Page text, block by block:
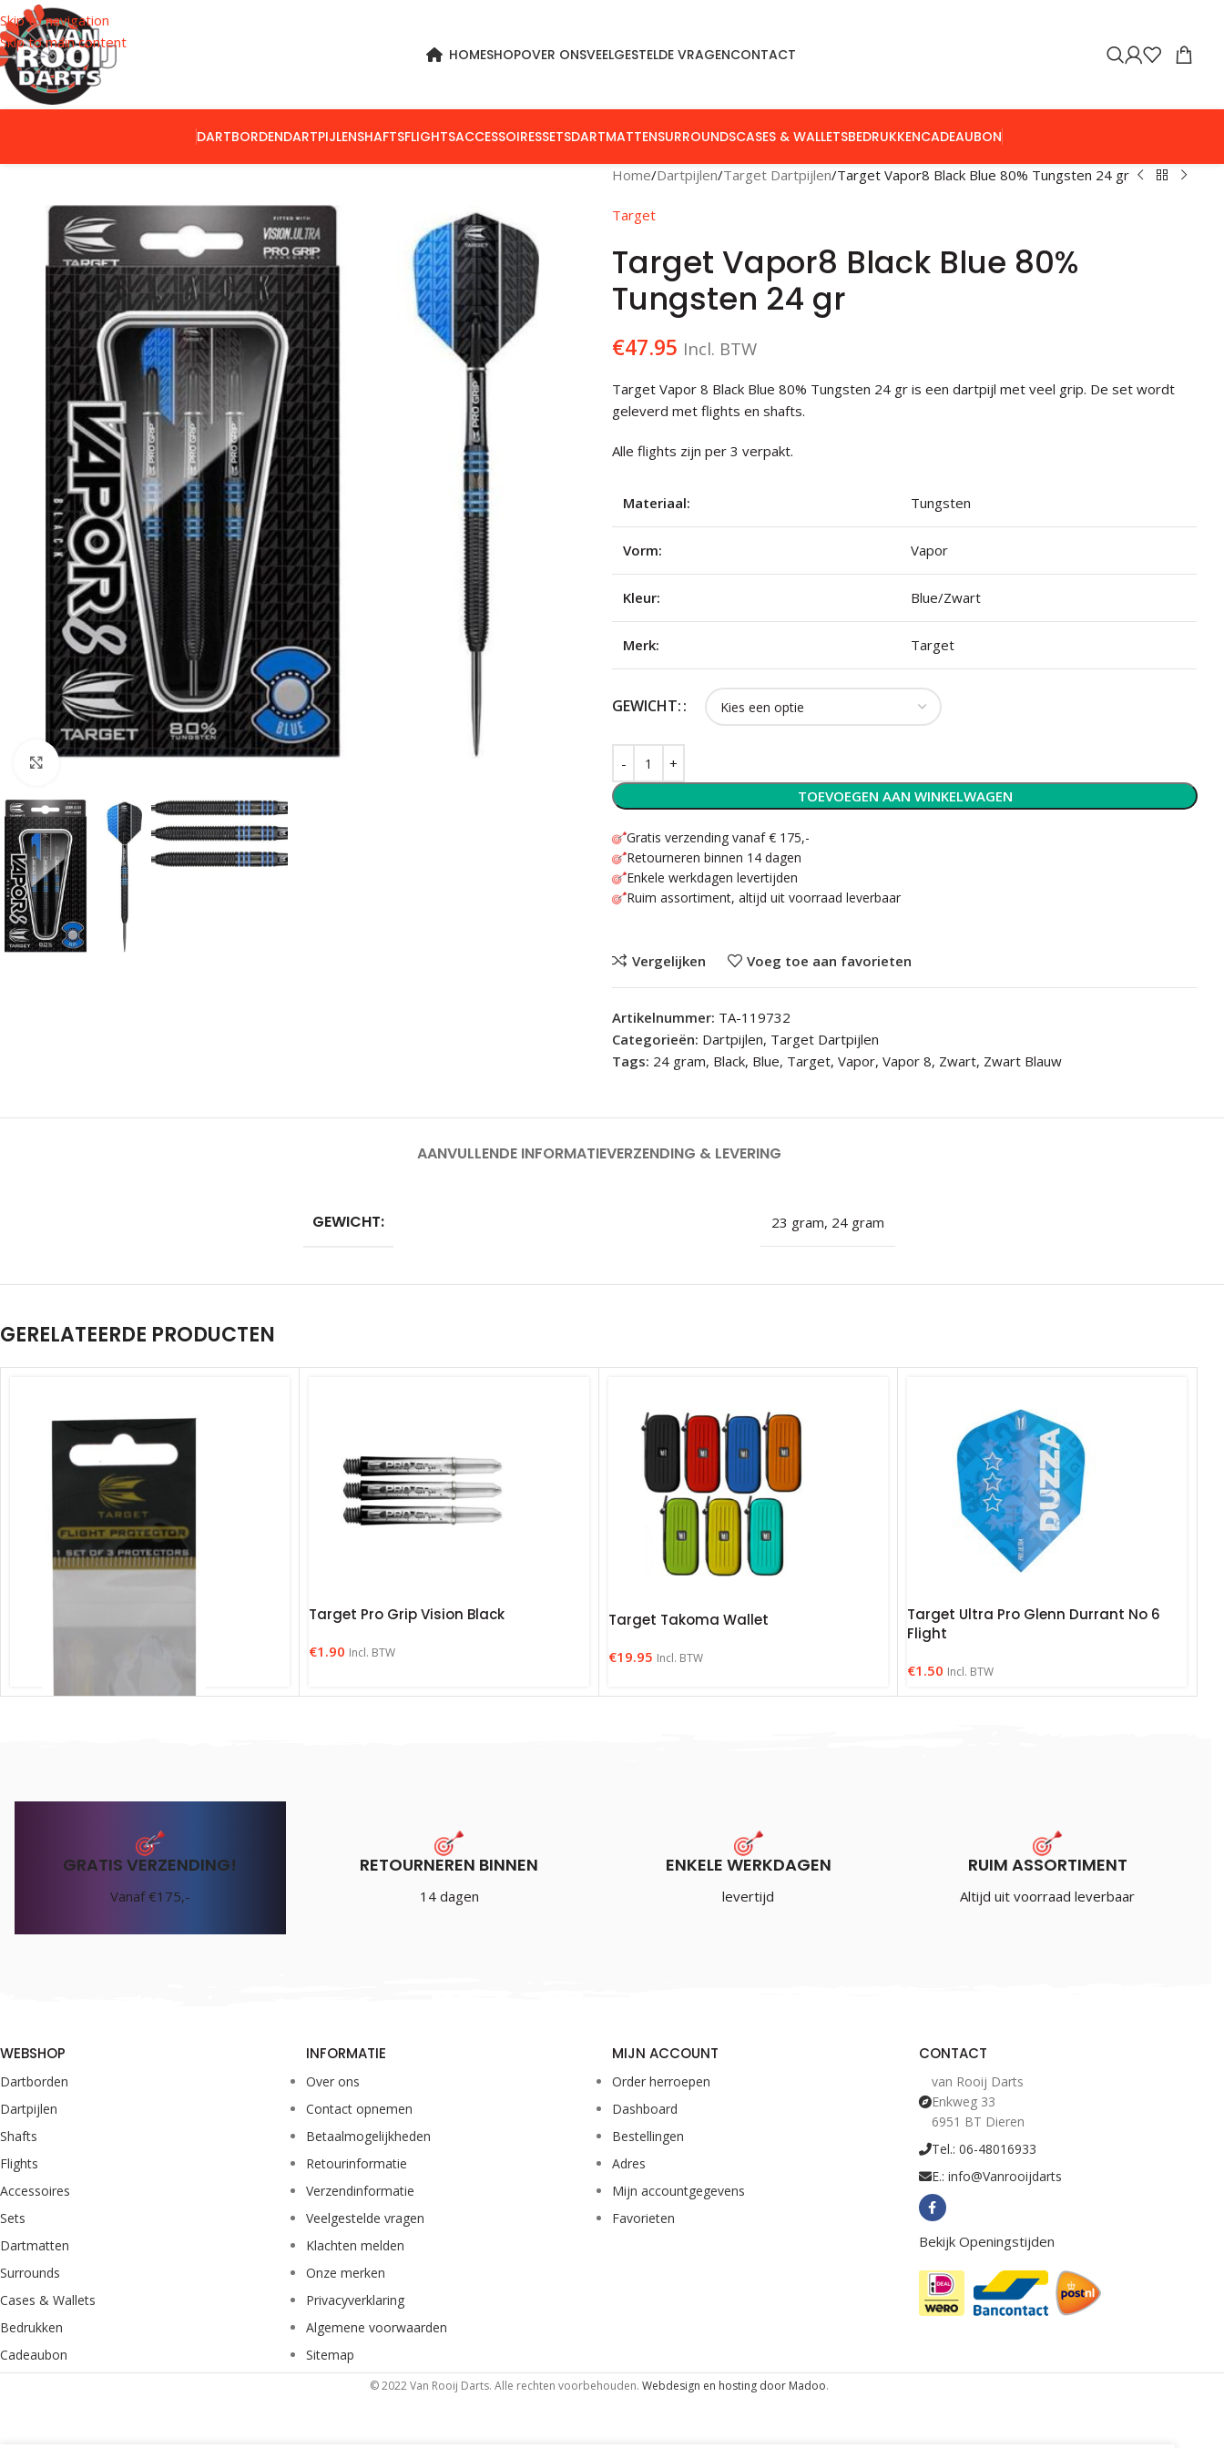
Skip to navigation
Skip to main content
HOMESHOPOVER ONSVEELGESTELDE VRAGENCONTACT
DARTBORDENDARTPIJLENSHAFTSFLIGHTSACCESSOIRESSETSDARTMATTENSURROUNDSCASES & WALLETSBEDRUKKENCADEAUBON
Klik om te vergroten
Home Dartpijlen Target Dartpijlen Target Vapor8 Black Blue 80% Tungsten 24 gr
Target
Target Vapor8 Black Blue 80%
Tungsten 24 gr
€47.95 Incl. BTW
Target Vapor 8 Black Blue 80% Tungsten 24 gr is een dartpijl met veel grip. De set wordt
geleverd met flights en shafts.
Alle flights zijn per 3 verpakt.
Materiaal: Tungsten
Vorm: Vapor
Kleur: Blue/Zwart
Merk: Target
GEWICHT:
TOEVOEGEN AAN WINKELWAGEN
Gratis verzending vanaf € 175,-
Retourneren binnen 14 dagen
Enkele werkdagen levertijden
Ruim assortiment, altijd uit voorraad leverbaar
Vergelijken Voeg toe aan favorieten
Artikelnummer: TA-119732
Categorieën: Dartpijlen, Target Dartpijlen
Tags: 24 gram, Black, Blue, Target, Vapor, Vapor 8, Zwart, Zwart Blauw
AANVULLENDE INFORMATIEVERZENDING & LEVERING
GEWICHT: 23 gram, 24 gram
GERELATEERDE PRODUCTEN
Target Flight Protector Aluminium
Target Pro Grip Vision Black
€1.90 Incl. BTW
Target Takoma Wallet
€19.95 Incl. BTW
Target Ultra Pro Glenn Durrant No 6
Flight
€1.50 Incl. BTW
GRATIS VERZENDING!
Vanaf €175,-
RETOURNEREN BINNEN
14 dagen
ENKELE WERKDAGEN
levertijd
RUIM ASSORTIMENT
Altijd uit voorraad leverbaar
WEBSHOP
Dartborden
Dartpijlen
Shafts
Flights
Accessoires
Sets
Dartmatten
Surrounds
Cases & Wallets
Bedrukken
Cadeaubon
INFORMATIE
Over ons
Contact opnemen
Betaalmogelijkheden
Retourinformatie
Verzendinformatie
Veelgestelde vragen
Klachten melden
Onze merken
Privacyverklaring
Algemene voorwaarden
Sitemap
MIJN ACCOUNT
Order herroepen
Dashboard
Bestellingen
Adres
Mijn accountgegevens
Favorieten
CONTACT
van Rooij Darts
Enkweg 33
6951 BT Dieren
Tel.: 06-48016933
E.: info@Vanrooijdarts
Bekijk Openingstijden
© 2022 Van Rooij Darts. Alle rechten voorbehouden. Webdesign en hosting door Madoo.